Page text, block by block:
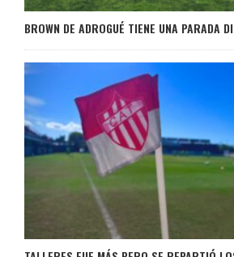
BROWN DE ADROGUÉ TIENE UNA PARADA